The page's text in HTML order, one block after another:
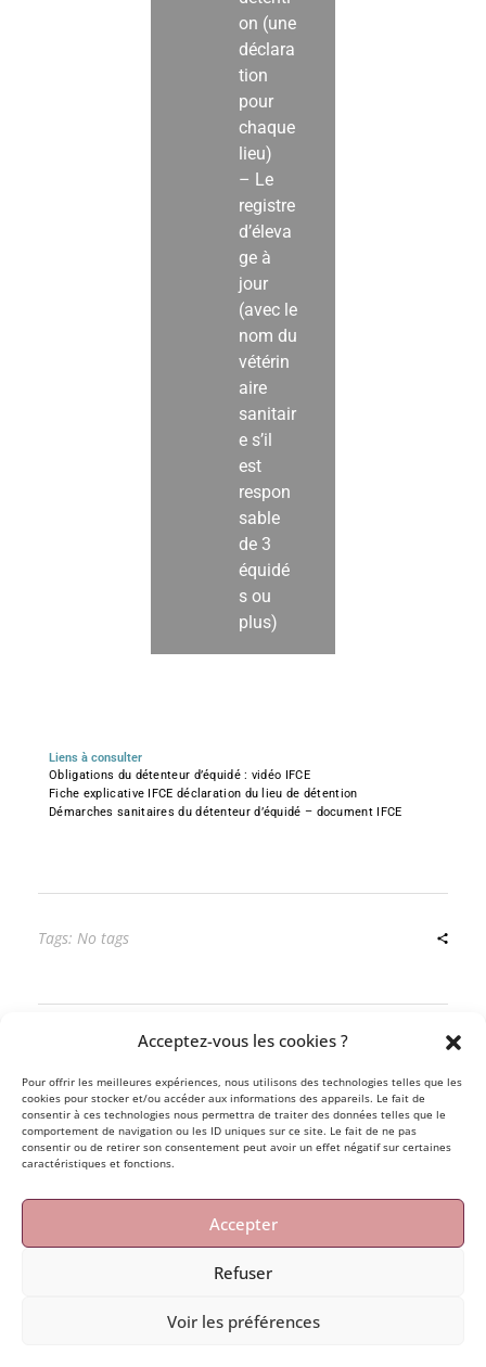
Acceptez-vous les cookies ?
Pour offrir les meilleures expériences, nous utilisons des technologies telles que les
cookies pour stocker et/ou accéder aux informations des appareils. Le fait de
consentir à ces technologies nous permettra de traiter des données telles que le
comportement de navigation ou les ID uniques sur ce site. Le fait de ne pas
consentir ou de retirer son consentement peut avoir un effet négatif sur certaines
caractéristiques et fonctions.
Accepter
Refuser
Voir les préférences
on (une
déclara
tion
pour
chaque
lieu)
– Le
registre
d’éleva
ge à
jour
(avec le
nom du
vétérin
aire
sanitair
e s’il
est
respon
sable
de 3
équidé
s ou
plus)
Liens à consulter
Obligations du détenteur d’équidé : vidéo IFCE
Fiche explicative IFCE déclaration du lieu de détention
Démarches sanitaires du détenteur d’équidé – document IFCE
Tags: No tags
Previous Post Next Post
© Le son des vagues, Anaïs Suarez · 2026 · N° siret :